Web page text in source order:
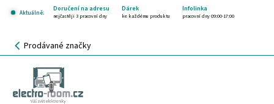
Aktuálně:
Doručení na adresu Dárek Infolinka
nejčastěji 3 pracovní dny ke každému produktu pracovní dny 09:00-17:00
NÁKUPNÍ
KOŠÍK
Prodávané značky